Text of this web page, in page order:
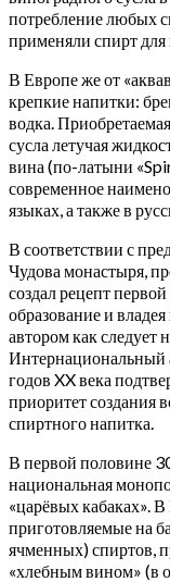
потребление любых
применяли спирт для
В Европе же от
крепкие напитки:
водка.
сусла летучая
вина (по-латыни
современное
языках, а также в
В соответствии с
Чудова монастыря,
создал рецепт
образование и
автором как следует
Интернациональный
годов XX века
приоритет создания
спиртного напитка.
В первой половине
национальная
«царёвых кабаках».
приготовляемые на
ячменных) спиртов,
«хлебным вином» (в